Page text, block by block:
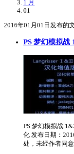
1 月
01
2016年01月01日发布的
PS 梦幻模拟战
PS 梦幻模拟战
化 发布日期：
处，未经作者同